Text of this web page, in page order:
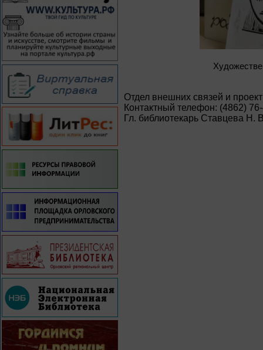
Отдел внешних связей и
Контактный телефон: (4862)
Гл. библиотекарь Ставцева Н.